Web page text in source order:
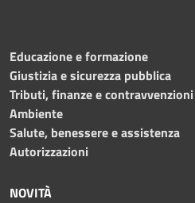
Educazione e formazione
Giustizia e sicurezza pubblica
Tributi, finanze e contravvenzioni
Ambiente
Salute, benessere e assistenza
Autorizzazioni
NOVITÀ